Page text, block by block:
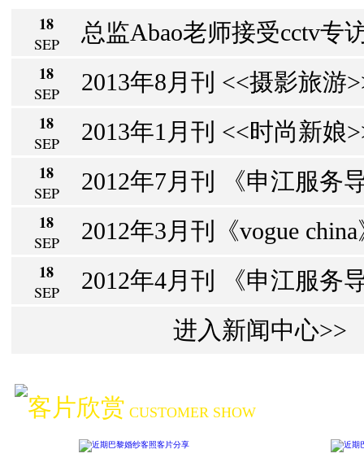
18
SEP 总监Abao老师接受cctv专
18
SEP 2013年8月刊 <<摄影旅游
18
SEP 2013年1月刊 <<时尚新娘
18
SEP 2012年7月刊 《申江服务
18
SEP 2012年3月刊《vogue
18
SEP 2012年4月刊 《申江服务
进入新闻中心>>
客片欣赏 CUSTOMER SHOW